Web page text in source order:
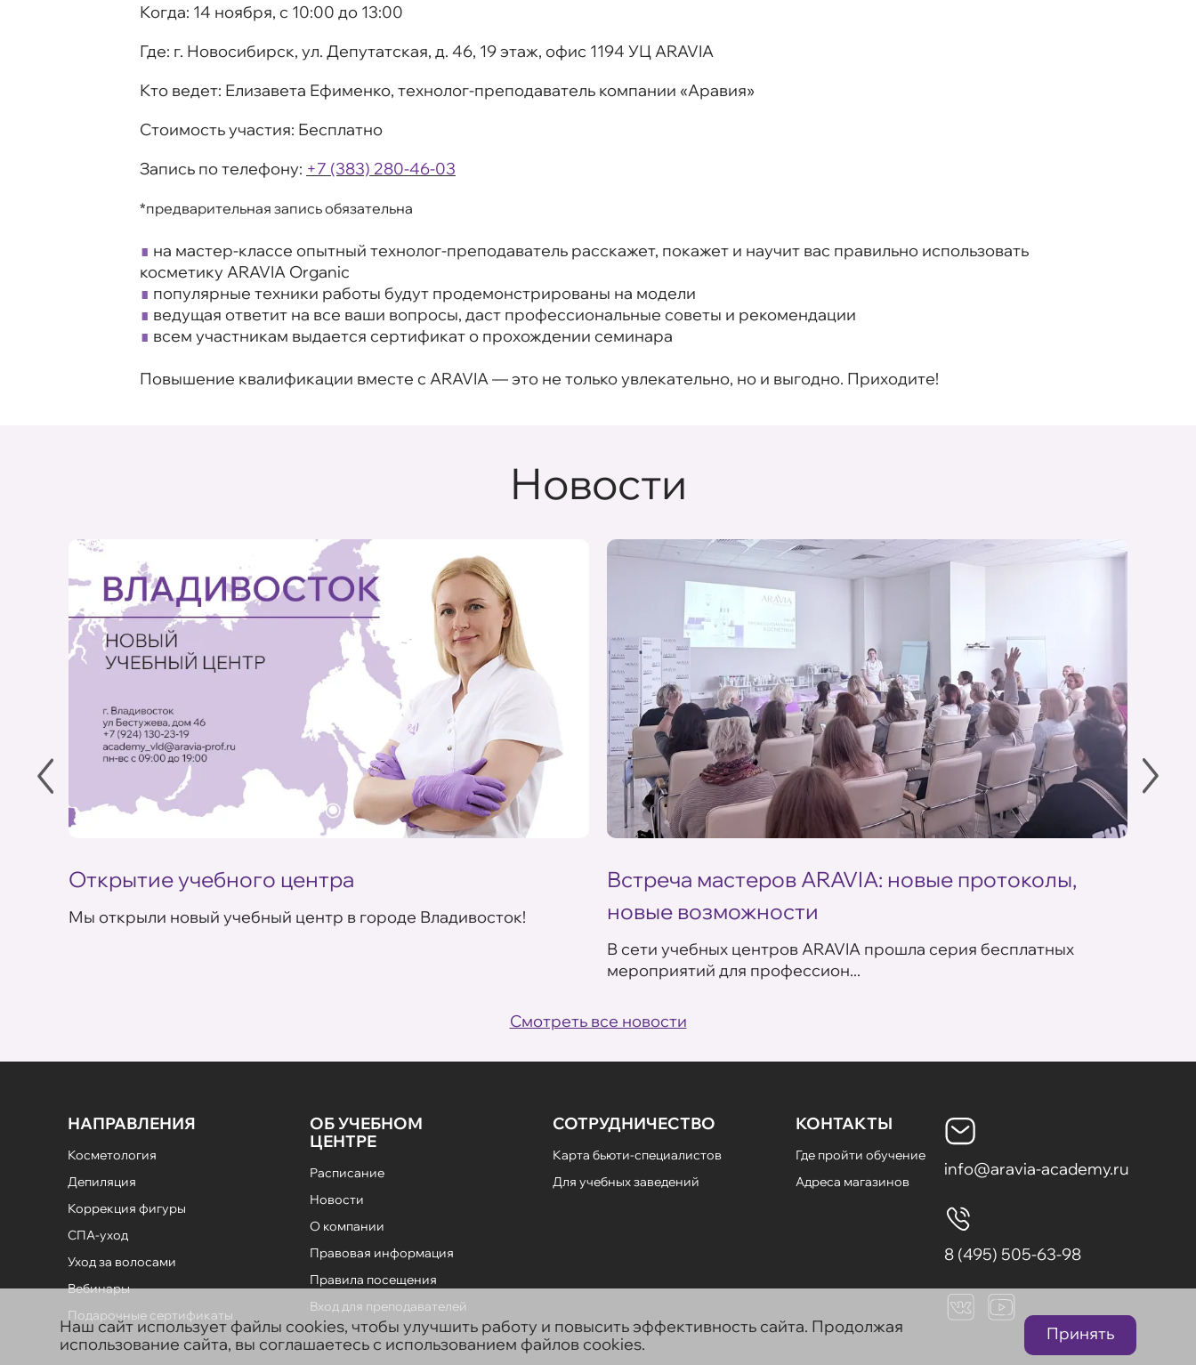
Когда: 14 ноября, с 10:00 до 13:00
Где: г. Новосибирск, ул. Депутатская, д. 46, 19 этаж, офис 1194 УЦ ARAVIA
Кто ведет: Елизавета Ефименко, технолог-преподаватель компании «Аравия»
Стоимость участия: Бесплатно
Запись по телефону: +7 (383) 280-46-03
*предварительная запись обязательна
∎ на мастер-классе опытный технолог-преподаватель расскажет, покажет и научит вас правильно использовать
косметику ARAVIA Organic
∎ популярные техники работы будут продемонстрированы на модели
∎ ведущая ответит на все ваши вопросы, даст профессиональные советы и рекомендации
∎ всем участникам выдается сертификат о прохождении семинара
Повышение квалификации вместе с ARAVIA — это не только увлекательно, но и выгодно. Приходите!
Новости
Открытие учебного центра
Мы открыли новый учебный центр в городе Владивосток!
Встреча мастеров ARAVIA: новые протоколы,
новые возможности
В сети учебных центров ARAVIA прошла серия бесплатных
мероприятий для профессион...
Смотреть все новости
НАПРАВЛЕНИЯ
Косметология
Депиляция
Коррекция фигуры
СПА-уход
Уход за волосами
Вебинары
Подарочные сертификаты
ОБ УЧЕБНОМ
ЦЕНТРЕ
Расписание
Новости
О компании
Правовая информация
Правила посещения
Вход для преподавателей
СОТРУДНИЧЕСТВО
Карта бьюти-специалистов
Для учебных заведений
КОНТАКТЫ
Где пройти обучение
Адреса магазинов
info@aravia-academy.ru
8 (495) 505-63-98
Наш сайт использует файлы cookies, чтобы улучшить работу и повысить эффективность сайта. Продолжая
использование сайта, вы соглашаетесь с использованием файлов cookies.
Принять